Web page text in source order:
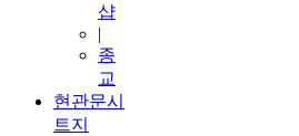
샵
|
종
교
현관문시
트지